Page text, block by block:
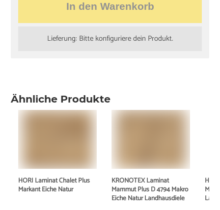
In den Warenkorb
Lieferung: Bitte konfiguriere dein Produkt.
Ähnliche Produkte
HORI Laminat Chalet Plus
Markant Eiche Natur
KRONOTEX Laminat
Mammut Plus D 4794 Makro
Eiche Natur Landhausdiele